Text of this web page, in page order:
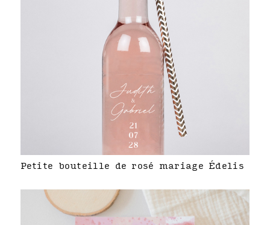
Petite bouteille de rosé mariage Édelis